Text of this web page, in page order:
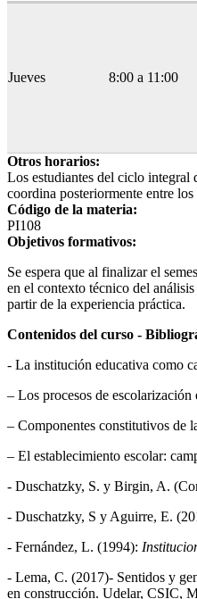
Jueves 8:00 a 11:00
Otros horarios:
Los estudiantes del ciclo integral
coordina posteriormente entre
Código de la materia:
PI108
Objetivos formativos:
Se espera que al finalizar el
en el contexto técnico del
partir de la experiencia práctica.
Contenidos del curso -
- La institución educativa como
– Los procesos de
– Componentes constitutivos de
– El establecimiento escolar:
- Duschatzky, S. y Birgin, A.
- Duschatzky, S y Aguirre, E.
- Fernández, L. (1994):
- Lema, C. (2017)- Sentidos y
en construcción. Udelar, CSIC,